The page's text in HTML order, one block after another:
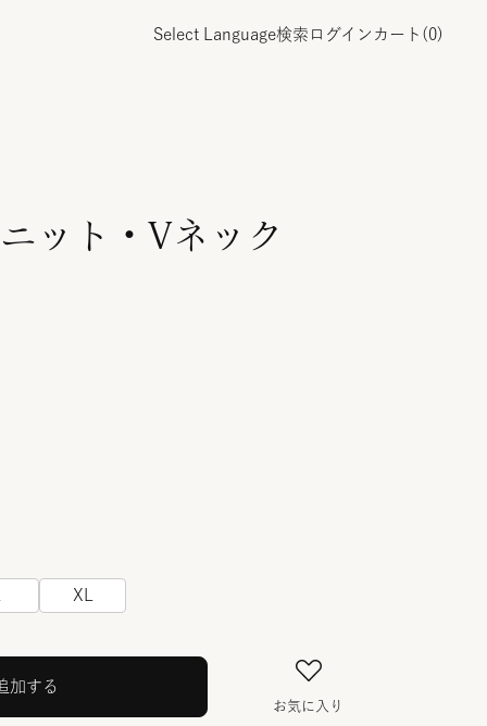
Select Language検索 ログイン カート( 0)
ット・Vネック
XL
加する
お気に入り